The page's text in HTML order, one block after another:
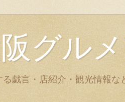
グル
戯言・店紹介・観光情報な